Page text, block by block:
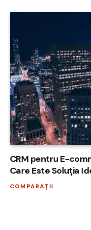
CRM pentru E-
Care Este Soluția
COMPARAȚII